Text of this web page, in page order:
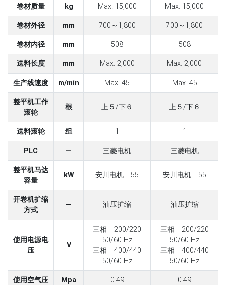
卷材质量 kg Max. 15,000 Max. 15,000
卷材外径 mm 700～1,800 700～1,800
卷材内径 mm 508 508
送料长度 mm Max. 2,000 Max. 2,000
生产线速度 m/min Max. 45 Max. 45
整平机工作
滚轮
根 上５/下６ 上５/下６
送料滚轮 组 1 1
PLC ― 三菱电机 三菱电机
整平机马达
容量
kW 安川电机 55 安川电机 55
开卷机扩缩
方式
― 油压扩缩 油压扩缩
使用电源电
压
V
三相 200/220
50/60 Hz
三相 400/440
50/60 Hz
三相 200/220
50/60 Hz
三相 400/440
50/60 Hz
使用空气压 Mpa 0.49 0.49